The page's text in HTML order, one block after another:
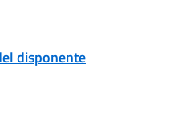
disponente